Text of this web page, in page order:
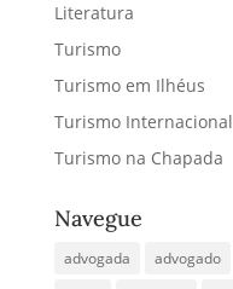
Literatura
Turismo
Turismo em Ilhéus
Turismo Internacional
Turismo na Chapada
Navegue
advogada advogado